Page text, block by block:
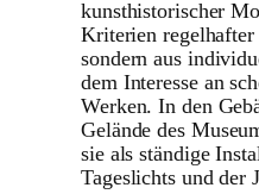
kunst­his­to­ri­scher
Kriterien
sondern aus
dem Interesse an
Werken. In den
Gelände des
sie als ständige
Tages­lichts und der